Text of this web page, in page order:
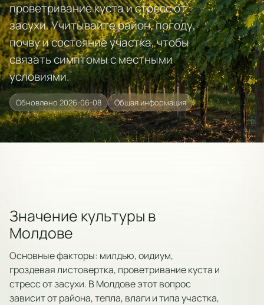
проветривание куста и стресс от
засухи. Учитывайте район, погоду,
почву и состояние участка, чтобы
связать симптомы с местными
условиями.
Обновлено 2026-06-08 Общая информация
Значение культуры в
Молдове
Основные факторы: милдью, оидиум,
гроздевая листовертка, проветривание куста и
стресс от засухи. В Молдове этот вопрос
зависит от района, тепла, влаги и типа участка,